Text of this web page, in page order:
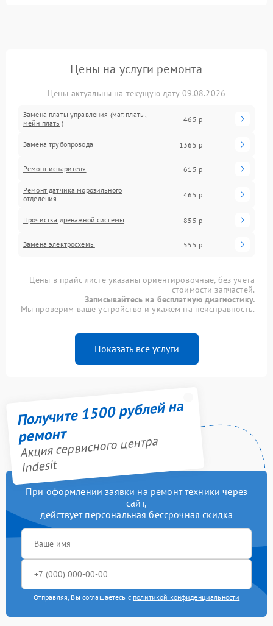
Цены на услуги ремонта
Цены актуальны на текущую дату 09.08.2026
Замена платы управления (мат.платы,
мейн платы)
465 р
Замена трубопровода 1365 р
Ремонт испарителя 615 р
Ремонт датчика морозильного
отделения
465 р
Прочистка дренажной системы 855 р
Замена электросхемы 555 р
Цены в прайс-листе указаны ориентировочные, без учета
стоимости запчастей.
Записывайтесь на бесплатную диагностику.
Мы проверим ваше устройство и укажем на неисправность.
Показать все услуги
Получите 1500 рублей на
ремонт
Акция сервисного центра
Indesit
При оформлении заявки на ремонт техники через
сайт,
действует персональная бессрочная скидка
Отправляя, Вы соглашаетесь с политикой конфиденциальности